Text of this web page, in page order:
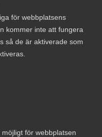
för webbplatsens
kommer inte att fungera
så de är aktiverade som
för webbplatsen
o vid
på distans är inga